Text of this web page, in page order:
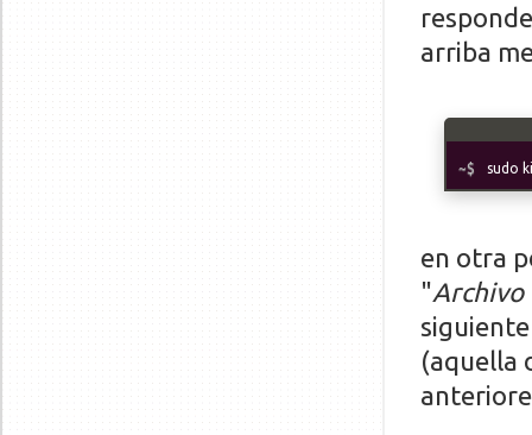
arriba
sudo
en otra
"Archivo
(aquella